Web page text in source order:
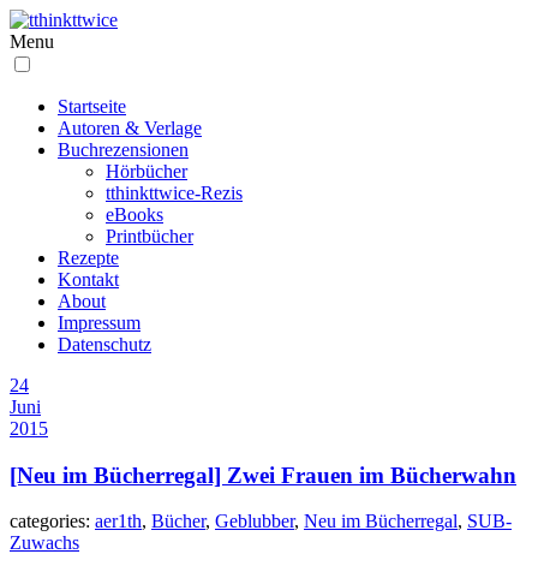
Menu
Startseite
Autoren & Verlage
Buchrezensionen
Hörbücher
tthinkttwice-Rezis
eBooks
Printbücher
Rezepte
Kontakt
About
Impressum
Datenschutz
24
Juni
2015
[Neu im Bücherregal] Zwei Frauen im Bücherwahn
categories: aer1th, Bücher, Geblubber, Neu im Bücherregal, SUB-
Zuwachs